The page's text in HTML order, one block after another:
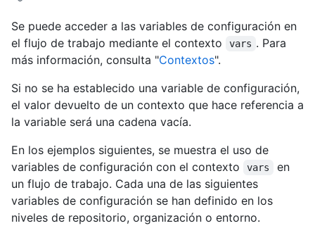
Se puede acceder a las variables de configuración en
el flujo de trabajo mediante el contexto
vars . Para
más información, consulta "Contextos".
Si no se ha establecido una variable de configuración,
el valor devuelto de un contexto que hace referencia a
la variable será una cadena vacía.
En los ejemplos siguientes, se muestra el uso de
variables de configuración con el contexto
vars
en
un flujo de trabajo. Cada una de las siguientes
variables de configuración se han definido en los
niveles de repositorio, organización o entorno.